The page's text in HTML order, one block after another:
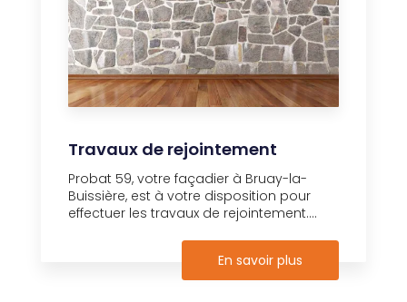
Travaux de rejointement
Probat 59, votre façadier à Bruay-la-
Buissière, est à votre disposition pour
effectuer les travaux de rejointement....
En savoir plus